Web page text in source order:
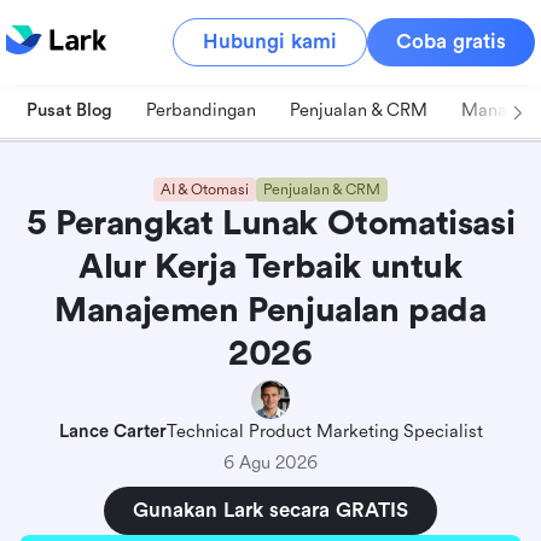
Hubungi kami Coba gratis
Pusat Blog Perbandingan Penjualan & CRM
AI & Otomasi Penjualan & CRM
5 Perangkat Lunak Otomatisasi
Alur Kerja Terbaik untuk
Manajemen Penjualan pada
2026
Lance CarterTechnical Product Marketing Specialist
6 Agu 2026
Gunakan Lark secara GRATIS